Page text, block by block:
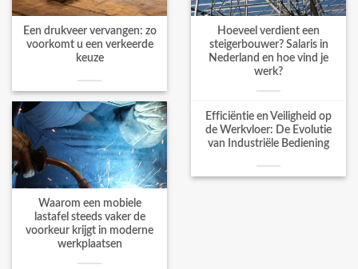
Een drukveer vervangen: zo
voorkomt u een verkeerde
keuze
Hoeveel verdient een
steigerbouwer? Salaris in
Nederland en hoe vind je
werk?
Waarom een mobiele
lastafel steeds vaker de
voorkeur krijgt in moderne
werkplaatsen
Efficiëntie en Veiligheid op
de Werkvloer: De Evolutie
van Industriële Bediening